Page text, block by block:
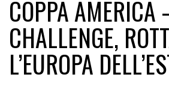
COPPA AMERICA
CHALLENGE,
L’EUROPA